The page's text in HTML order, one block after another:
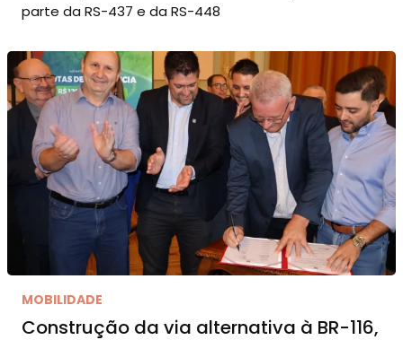
parte da RS-437 e da RS-448
MOBILIDADE
Construção da via alternativa à BR-116,